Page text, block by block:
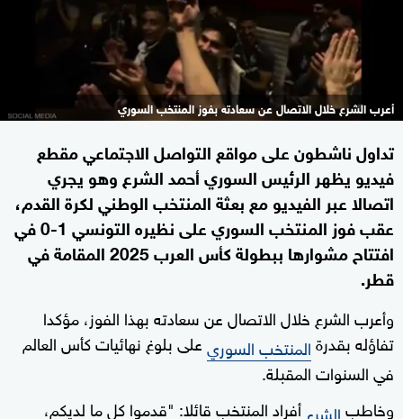
أعرب الشرع خلال الاتصال عن سعادته بفوز المنتخب السوري
تداول ناشطون على مواقع التواصل الاجتماعي مقطع
فيديو يظهر الرئيس السوري أحمد الشرع وهو يجري
اتصالا عبر الفيديو مع بعثة المنتخب الوطني لكرة القدم،
عقب فوز المنتخب السوري على نظيره التونسي 1-0 في
افتتاح مشوارها ببطولة كأس العرب 2025 المقامة في
قطر.
وأعرب الشرع خلال الاتصال عن سعادته بهذا الفوز، مؤكدا
تفاؤله بقدرةالمنتخب السوريعلى بلوغ نهائيات كأس العالم
في السنوات المقبلة.
وخاطبالشرع أفراد المنتخب قائلا: "قدموا كل ما لديكم،